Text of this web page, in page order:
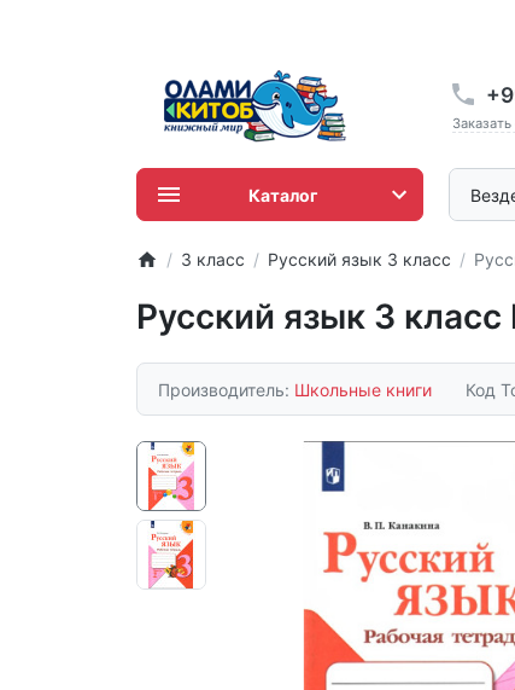
Каталог
3 класс Русский язык 3 класс
Русский язык 3
Производитель: Школьные книги Код